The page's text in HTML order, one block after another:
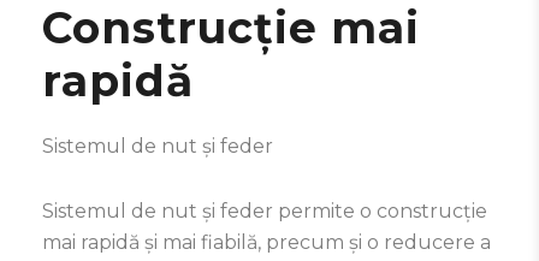
Construcție mai
rapidă
Sistemul de nut și feder
Sistemul de nut și feder permite o construcție
mai rapidă și mai fiabilă, precum și o reducere a